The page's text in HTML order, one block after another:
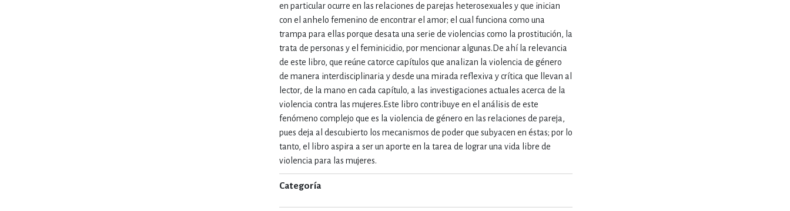
en particular ocurre en las relaciones de parejas heterosexuales y que inician
con el anhelo femenino de encontrar el amor; el cual funciona como una
trampa para ellas porque desata una serie de violencias como la prostitución, la
trata de personas y el feminicidio, por mencionar algunas.De ahí la relevancia
de este libro, que reúne catorce capítulos que analizan la violencia de género
de manera interdisciplinaria y desde una mirada reflexiva y crítica que llevan al
lector, de la mano en cada capítulo, a las investigaciones actuales acerca de la
violencia contra las mujeres.Este libro contribuye en el análisis de este
fenómeno complejo que es la violencia de género en las relaciones de pareja,
pues deja al descubierto los mecanismos de poder que subyacen en éstas; por lo
tanto, el libro aspira a ser un aporte en la tarea de lograr una vida libre de
violencia para las mujeres.
Categoría